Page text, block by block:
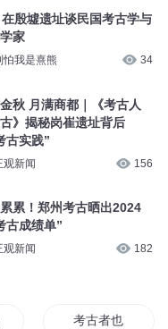
殷墟遗址谈民国考古学与
家
怕我是熹熊 34
秋 月满商都｜《考古人
》揭秘岗崔遗址背后
古实践”
观新闻 156
累！郑州考古晒出2024
古成绩单”
观新闻 182
考古者也